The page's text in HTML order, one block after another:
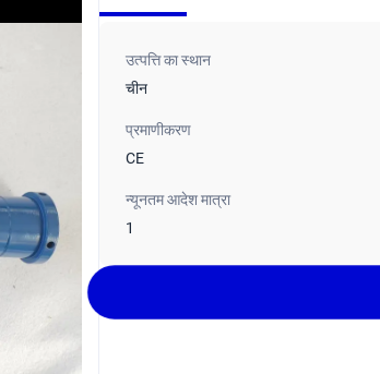
उत्पत्ति का स्थान
चीन
प्रमाणीकरण
CE
न्यूनतम आदेश मात्रा
1